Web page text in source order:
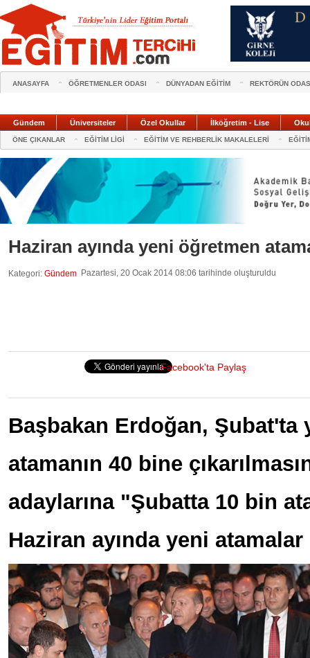
ANASAYFA ÖĞRETMENLER ODASI DÜNYADAN EĞİTİM REKTÖRÜN
Gündem Üniversiteler Özel Okullar İlköğretim - Lise
ÖNE ÇIKANLAR EĞİTİM LİGİ EĞİTİM VE REHBERLİK MAKALELERİ
Haziran ayında yeni öğretmen
Kategori: Gündem Pazartesi, 20 Ocak 2014 08:06 tarihinde oluşturuldu
Facebook'ta Paylaş
Başbakan Erdoğan, Şubat'ta
atamanın 40 bine
adaylarına "Şubatta 10 bin
Haziran ayında yeni